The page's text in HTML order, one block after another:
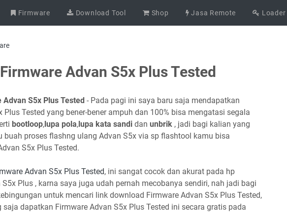
Firmware Download Tool Shop Jasa Remote Loader
Advan S5x Plus Tested
S5x Plus Tested - Pada pagi ini saya baru saja mendapatkan
Plus Tested yang bener-bener ampuh dan 100% bisa mengatasi segala
bootloop,lupa pola,lupa kata sandi dan unbrik , jadi bagi kalian yang
buah proses flashng ulang Advan S5x via sp flashtool kamu bisa
S5x Plus Tested.
Advan S5x Plus Tested, ini sangat cocok dan akurat pada hp
Plus , karna saya juga udah pernah mecobanya sendiri, nah jadi bagi
untuk mencari link download Firmware Advan S5x Plus Tested,
dapatkan Firmware Advan S5x Plus Tested ini secara gratis pada